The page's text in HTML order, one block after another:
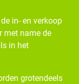
in- en verkoop
met name de
in het
grotendeels